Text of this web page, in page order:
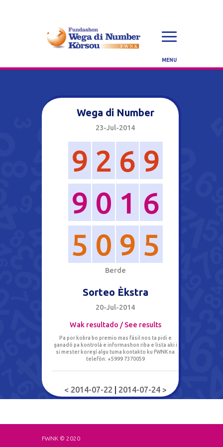
Wega di Number
23-Jul-2014
9 2 6 9
9 0 1 6
5 0 9 5
Berde
Sorteo Èkstra
20-Jul-2014
Wak resultado / See results
Pa por kobra bo premio mas fásil nos ta pidi e
ganadó pa kontrolá e informashon riba e lista aki i
si mester koregí algu tuma kontakto ku FWNK na
telefòn: +5999 7370059
< 2014-07-22 2014-07-24 >
FWNK © 2020